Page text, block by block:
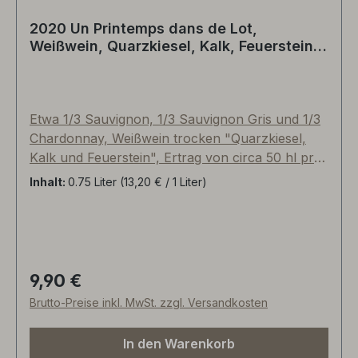
2020 Un Printemps dans de Lot,
Weißwein, Quarzkiesel, Kalk, Feuerstein -
Etwa 1/3 Sauvignon, 1/3 Sauvignon Gris und 1/3
Chardonnay, Weißwein trocken "Quarzkiesel,
Kalk und Feuerstein", Ertrag von circa 50 hl pro
Hektar, jüngere Rebanlagen, Anfang der 2000er
Kresse, weißer Spargel und feine Blütenaromen,
langer, buttriger und weinig-hefiger Nachhall am
Gaumen. Die vorhandene Viskosität durch
14,5%vol wird durch die Säure und die rauchige
Mineralität des Feuersteins perfekt getragen.
Inhalt: 0.75 Liter (13,20 € / 1 Liter)
Regulärer Preis:
9,90 €
Brutto-Preise inkl. MwSt. zzgl. Versandkosten
In den Warenkorb